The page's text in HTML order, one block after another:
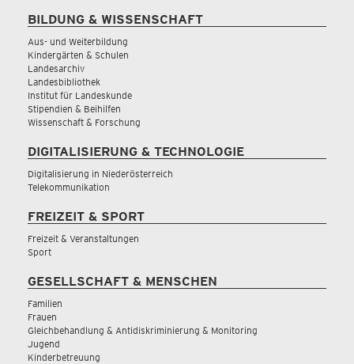
BILDUNG & WISSENSCHAFT
Aus- und Weiterbildung
Kindergärten & Schulen
Landesarchiv
Landesbibliothek
Institut für Landeskunde
Stipendien & Beihilfen
Wissenschaft & Forschung
DIGITALISIERUNG & TECHNOLOGIE
Digitalisierung in Niederösterreich
Telekommunikation
FREIZEIT & SPORT
Freizeit & Veranstaltungen
Sport
GESELLSCHAFT & MENSCHEN
Familien
Frauen
Gleichbehandlung & Antidiskriminierung & Monitoring
Jugend
Kinderbetreuung